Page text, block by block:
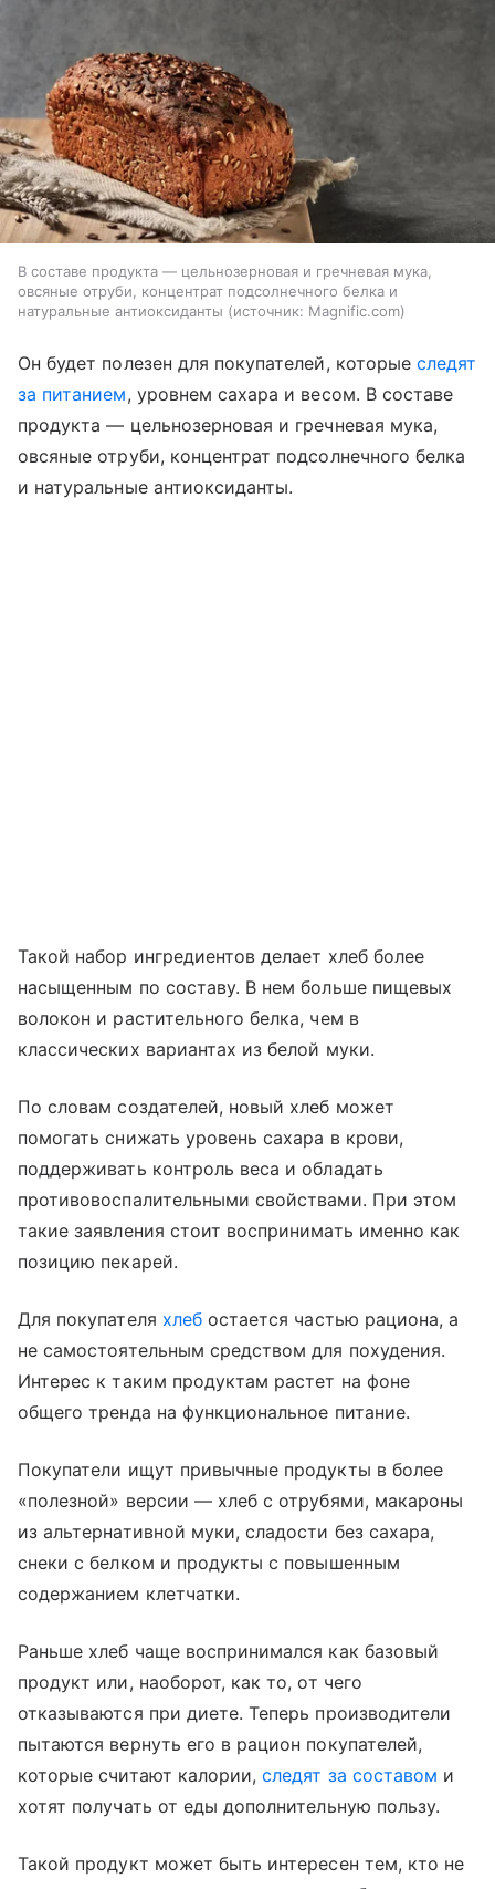
В составе продукта — цельнозерновая и гречневая мука,
овсяные отруби, концентрат подсолнечного белка и
натуральные антиоксиданты
источник: Magnific.com
Он будет полезен для покупателей, которыеследят
за питанием, уровнем сахара и весом. В составе
продукта — цельнозерновая и гречневая мука,
овсяные отруби, концентрат подсолнечного белка
и натуральные антиоксиданты.
Такой набор ингредиентов делает хлеб более
насыщенным по составу. В нем больше пищевых
волокон и растительного белка, чем в
классических вариантах из белой муки.
По словам создателей, новый хлеб может
помогать снижать уровень сахара в крови,
поддерживать контроль веса и обладать
противовоспалительными свойствами. При этом
такие заявления стоит воспринимать именно как
позицию пекарей.
Для покупателя хлебостается частью рациона, а
не самостоятельным средством для похудения.
Интерес к таким продуктам растет на фоне
общего тренда на функциональное питание.
Покупатели ищут привычные продукты в более
«полезной» версии — хлеб с отрубями, макароны
из альтернативной муки, сладости без сахара,
снеки с белком и продукты с повышенным
содержанием клетчатки.
Раньше хлеб чаще воспринимался как базовый
продукт или, наоборот, как то, от чего
отказываются при диете. Теперь производители
пытаются вернуть его в рацион покупателей,
которые считают калории,следят за составом и
хотят получать от еды дополнительную пользу.
Такой продукт может быть интересен тем, кто не